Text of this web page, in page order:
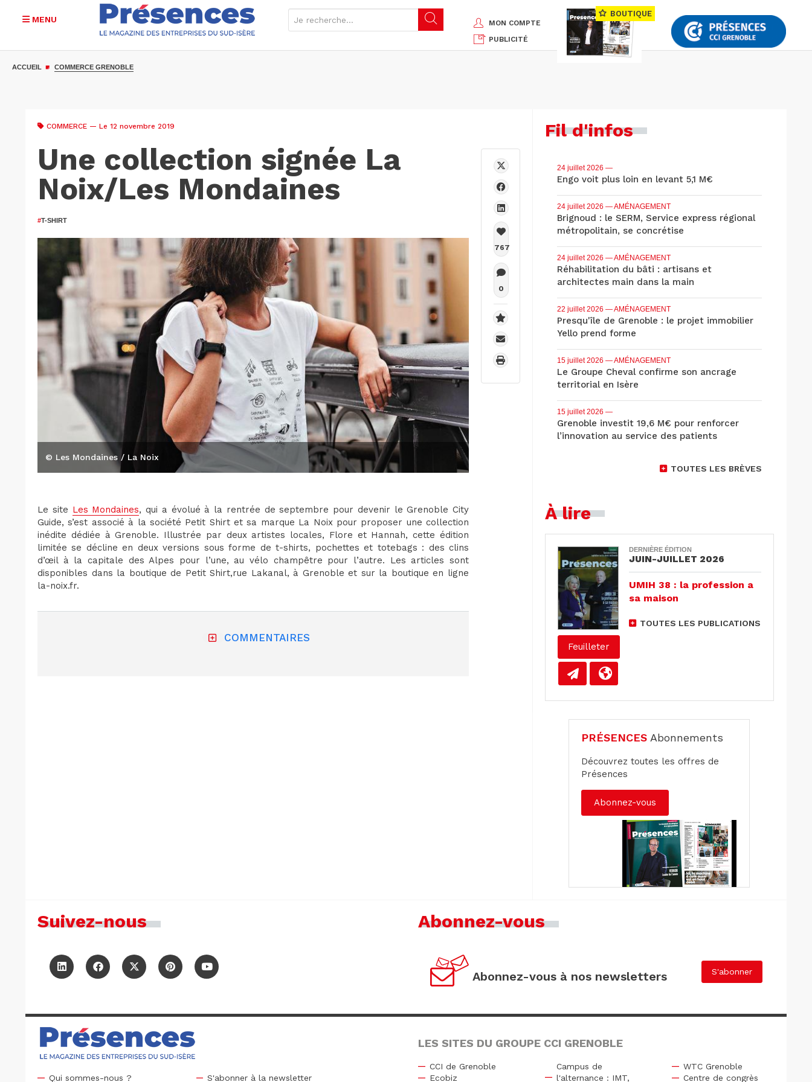
MENU
MON COMPTE
PUBLICITÉ
BOUTIQUE
ACCUEIL COMMERCE GRENOBLE
COMMERCE — Le 12 novembre 2019
Une collection signée La
Noix/Les Mondaines
#T-SHIRT
© Les Mondaines / La Noix
Le site Les Mondaines, qui a évolué à la rentrée de septembre pour devenir le Grenoble City
Guide, s’est associé à la société Petit Shirt et sa marque La Noix pour proposer une collection
inédite dédiée à Grenoble. Illustrée par deux artistes locales, Flore et Hannah, cette édition
limitée se décline en deux versions sous forme de t-shirts, pochettes et totebags : des clins
d’œil à la capitale des Alpes pour l’une, au vélo champêtre pour l’autre. Les articles sont
disponibles dans la boutique de Petit Shirt,rue Lakanal, à Grenoble et sur la boutique en ligne
la-noix.fr.
COMMENTAIRES
767
0
Fil d'infos
24 juillet 2026 —
Engo voit plus loin en levant 5,1 M€
24 juillet 2026 — AMÉNAGEMENT
Brignoud : le SERM, Service express régional
métropolitain, se concrétise
24 juillet 2026 — AMÉNAGEMENT
Réhabilitation du bâti : artisans et
architectes main dans la main
22 juillet 2026 — AMÉNAGEMENT
Presqu'île de Grenoble : le projet immobilier
Yello prend forme
15 juillet 2026 — AMÉNAGEMENT
Le Groupe Cheval confirme son ancrage
territorial en Isère
15 juillet 2026 —
Grenoble investit 19,6 M€ pour renforcer
l’innovation au service des patients
TOUTES LES BRÈVES
À lire
Feuilleter
DERNIÈRE ÉDITION
JUIN-JUILLET 2026
UMIH 38 : la profession a
sa maison
TOUTES LES PUBLICATIONS
PRÉSENCES Abonnements
Découvrez toutes les offres de
Présences
Abonnez-vous
Suivez-nous Abonnez-vous
Abonnez-vous à nos newsletters S'abonner
Qui sommes-nous ? S'abonner à la newsletter
LES SITES DU GROUPE CCI GRENOBLE
CCI de Grenoble
Ecobiz
Campus de
l'alternance : IMT,
WTC Grenoble
Centre de congrès